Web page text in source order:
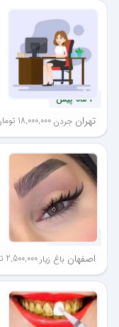
4 ماه پیش
تهران جردن 18,000,000 تومان
اصفهان باغ زیار 2,500,000 تومان